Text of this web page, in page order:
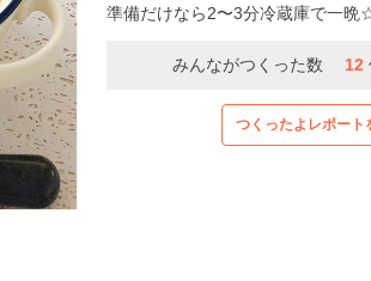
準備だけなら2〜3分冷蔵庫で一晩
みんながつくった数 12
つくったよレポート